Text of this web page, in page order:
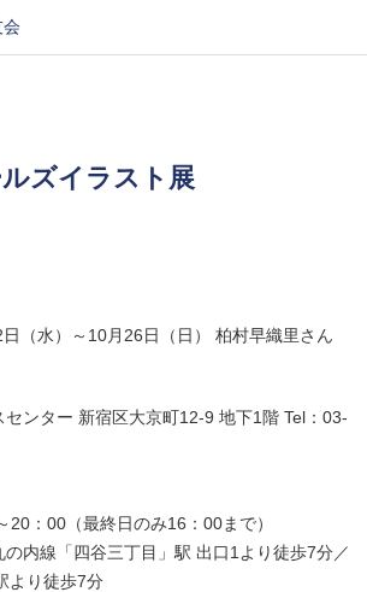
会
ズイラスト展
（水）～10月26日（日） 柏村早織里さん
ンター 新宿区大京町12-9 地下1階 Tel：03-
20：00（最終日のみ16：00まで）
の内線「四谷三丁目」駅 出口1より徒歩7分／
より徒歩7分